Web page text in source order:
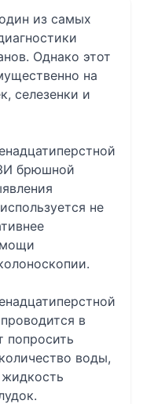
из самых
Однако этот
на
селезенки и
брюшной
не
в
попросить
воды,